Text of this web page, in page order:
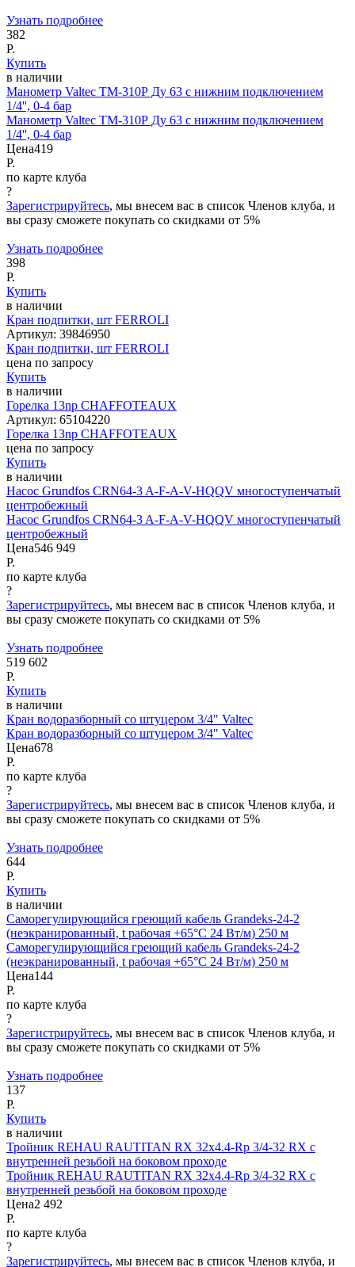
Узнать подробнее
382
Р.
Купить
в наличии
Манометр Valtec ТМ-310Р Ду 63 с нижним подключением
1/4'', 0-4 бар
Манометр Valtec ТМ-310Р Ду 63 с нижним подключением
1/4'', 0-4 бар
Цена419
Р.
по карте клуба
?
Зарегистрируйтесь, мы внесем вас в список Членов клуба, и
вы сразу сможете покупать со скидками от 5%
Узнать подробнее
398
Р.
Купить
в наличии
Кран подпитки, шт FERROLI
Артикул: 39846950
Кран подпитки, шт FERROLI
цена по запросу
Купить
в наличии
Горелка 13np CHAFFOTEAUX
Артикул: 65104220
Горелка 13np CHAFFOTEAUX
цена по запросу
Купить
в наличии
Насос Grundfos CRN64-3 A-F-A-V-HQQV многоступенчатый
центробежный
Насос Grundfos CRN64-3 A-F-A-V-HQQV многоступенчатый
центробежный
Цена546 949
Р.
по карте клуба
?
Зарегистрируйтесь, мы внесем вас в список Членов клуба, и
вы сразу сможете покупать со скидками от 5%
Узнать подробнее
519 602
Р.
Купить
в наличии
Кран водоразборный со штуцером 3/4" Valtec
Кран водоразборный со штуцером 3/4" Valtec
Цена678
Р.
по карте клуба
?
Зарегистрируйтесь, мы внесем вас в список Членов клуба, и
вы сразу сможете покупать со скидками от 5%
Узнать подробнее
644
Р.
Купить
в наличии
Саморегулирующийся греющий кабель Grandeks-24-2
(неэкранированный, t рабочая +65°С 24 Вт/м) 250 м
Саморегулирующийся греющий кабель Grandeks-24-2
(неэкранированный, t рабочая +65°С 24 Вт/м) 250 м
Цена144
Р.
по карте клуба
?
Зарегистрируйтесь, мы внесем вас в список Членов клуба, и
вы сразу сможете покупать со скидками от 5%
Узнать подробнее
137
Р.
Купить
в наличии
Тройник REHAU RAUTITAN RX 32x4.4-Rp 3/4-32 RX с
внутренней резьбой на боковом проходе
Тройник REHAU RAUTITAN RX 32x4.4-Rp 3/4-32 RX с
внутренней резьбой на боковом проходе
Цена2 492
Р.
по карте клуба
?
Зарегистрируйтесь, мы внесем вас в список Членов клуба, и